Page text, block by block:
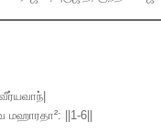
||1-6||